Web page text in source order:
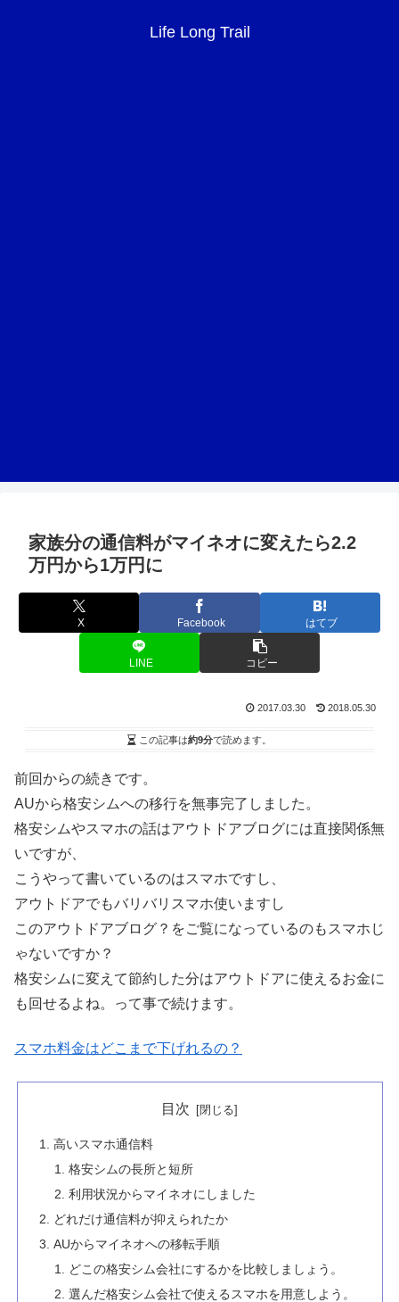
Life Long Trail
家族分の通信料がマイネオに変えたら2.2
万円から1万円に
X Facebook はてブ
LINE コピー
2017.03.30 2018.05.30
この記事は約9分で読めます。
前回からの続きです。
AUから格安シムへの移行を無事完了しました。
格安シムやスマホの話はアウトドアブログには直接関係無
いですが、
こうやって書いているのはスマホですし、
アウトドアでもバリバリスマホ使いますし
このアウトドアブログ？をご覧になっているのもスマホじ
ゃないですか？
格安シムに変えて節約した分はアウトドアに使えるお金に
も回せるよね。って事で続けます。
スマホ料金はどこまで下げれるの？
目次
高いスマホ通信料
格安シムの長所と短所
利用状況からマイネオにしました
どれだけ通信料が抑えられたか
AUからマイネオへの移転手順
どこの格安シム会社にするかを比較しましょう。
選んだ格安シム会社で使えるスマホを用意しよう。